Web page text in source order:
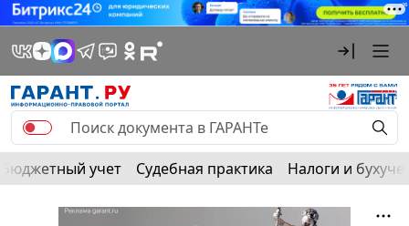
Бюджетный учет Судебная практика Налоги и